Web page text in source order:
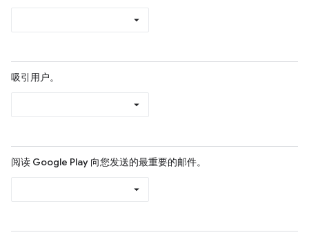
吸引用户。
阅读 Google Play 向您发送的最重要的邮件。